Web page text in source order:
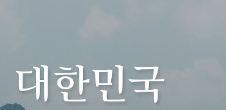
대한민국